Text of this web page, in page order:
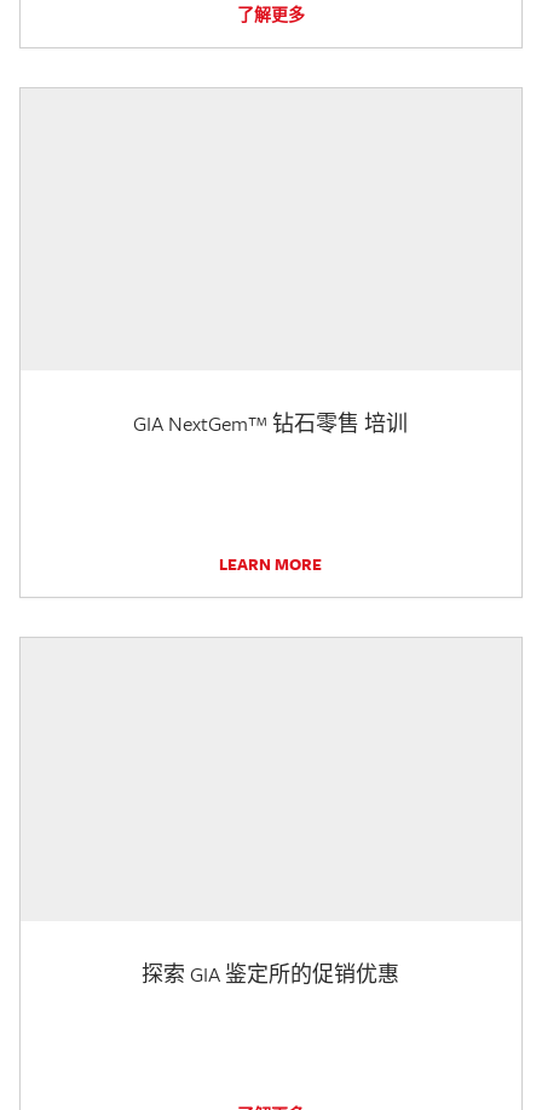
了解更多
GIA NextGem™ 钻石零售 培训
LEARN MORE
探索 GIA 鉴定所的促销优惠